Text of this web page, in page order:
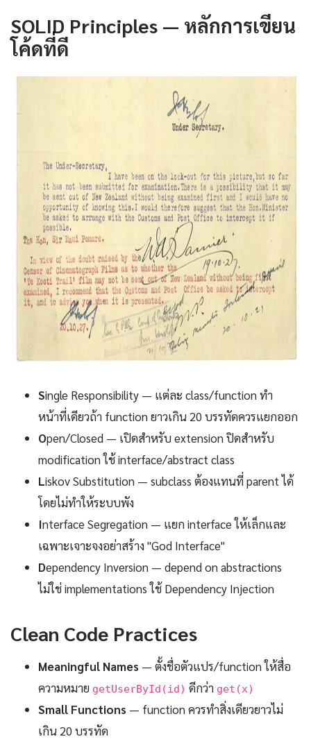
SOLID Principles — หลักการเขียน
โค้ดที่ดี
Single Responsibility — แต่ละ class/function ทำ
หน้าที่เดียวถ้า function ยาวเกิน 20 บรรทัดควรแยกออก
Open/Closed — เปิดสำหรับ extension ปิดสำหรับ
modification ใช้ interface/abstract class
Liskov Substitution — subclass ต้องแทนที่ parent ได้
โดยไม่ทำให้ระบบพัง
Interface Segregation — แยก interface ให้เล็กและ
เฉพาะเจาะจงอย่าสร้าง "God Interface"
Dependency Inversion — depend on abstractions
ไม่ใช่ implementations ใช้ Dependency Injection
Clean Code Practices
Meaningful Names — ตั้งชื่อตัวแปร/function ให้สื่อ
ความหมาย getUserById(id) ดีกว่า get(x)
Small Functions — function ควรทำสิ่งเดียวยาวไม่
เกิน 20 บรรทัด